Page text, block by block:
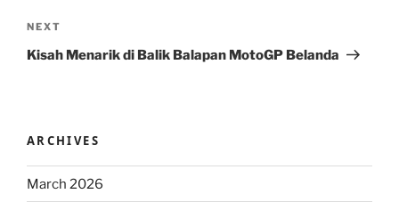
Next
Post
NEXT
Kisah Menarik di Balik Balapan MotoGP Belanda
ARCHIVES
March 2026